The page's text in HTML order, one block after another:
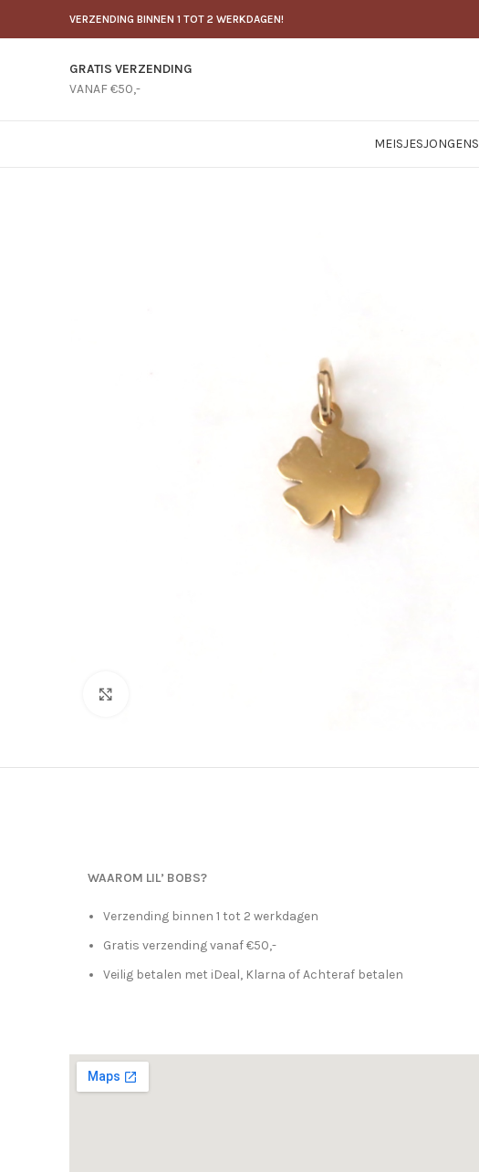
VERZENDING BINNEN 1 TOT 2 WERKDAGEN!
GRATIS VERZENDING
VANAF €50,-
MEISJESJONGENS
WAAROM LIL’ BOBS?
Verzending binnen 1 tot 2 werkdagen
Gratis verzending vanaf €50,-
Veilig betalen met iDeal, Klarna of Achteraf betalen